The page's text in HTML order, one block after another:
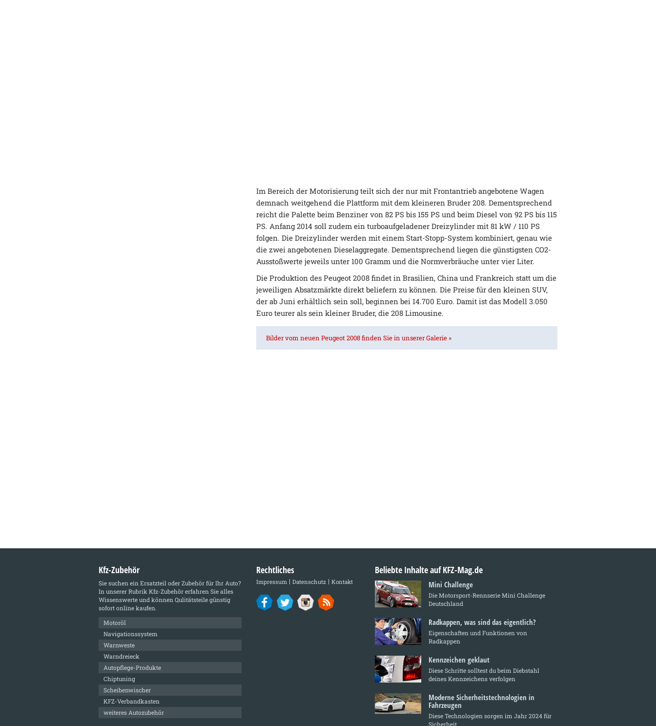
Im Bereich der Motorisierung teilt sich der nur mit Frontantrieb angebotene Wagen
demnach weitgehend die Plattform mit dem kleineren Bruder 208. Dementsprechend
reicht die Palette beim Benziner von 82 PS bis 155 PS und beim Diesel von 92 PS bis 115
PS. Anfang 2014 soll zudem ein turboaufgeladener Dreizylinder mit 81 kW / 110 PS
folgen. Die Dreizylinder werden mit einem Start-Stopp-System kombiniert, genau wie
die zwei angebotenen Dieselaggregate. Dementsprechend liegen die günstigsten CO2-
Ausstoßwerte jeweils unter 100 Gramm und die Normverbräuche unter vier Liter.
Die Produktion des Peugeot 2008 findet in Brasilien, China und Frankreich statt um die
jeweiligen Absatzmärkte direkt beliefern zu können. Die Preise für den kleinen SUV,
der ab Juni erhältlich sein soll, beginnen bei 14.700 Euro. Damit ist das Modell 3.050
Euro teurer als sein kleiner Bruder, die 208 Limousine.
Bilder vom neuen Peugeot 2008 finden Sie in unserer Galerie »
Kfz-Zubehör
Sie suchen ein Ersatzteil oder Zubehör für Ihr Auto?
In unserer Rubrik Kfz-Zubehörerfahren Sie alles
Wissenswerte und können Qulitätsteile günstig
sofort online kaufen.
Motoröl
Navigationssystem
Warnweste
Warndreieck
Autopflege-Produkte
Chiptuning
Scheibenwischer
KFZ-Verbandkasten
weiteres Autozubehör
Rechtliches
Impressum Datenschutz Kontakt
Beliebte Inhalte auf KFZ-Mag.de
Mini Challenge
Die Motorsport-Rennserie Mini Challenge
Deutschland
Radkappen, was sind das eigentlich?
Eigenschaften und Funktionen von
Radkappen
Kennzeichen geklaut
Diese Schritte solltest du beim Diebstahl
deines Kennzeichens verfolgen
Moderne Sicherheitstechnologien in
Fahrzeugen
Diese Technologien sorgen im Jahr 2024 für
Sicherheit